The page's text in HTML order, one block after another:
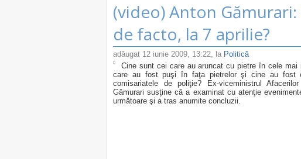
(video) Anton
de facto, la 7 aprilie?
adăugat 12 iunie 2009, 13:22, la Politică
Cine sunt cei care au aruncat cu pietre în cele
care au fost puşi în faţa pietrelor şi cine au fost
comisariatele de poliţie? Ex-viceministrul
Gămurari susţine că a examinat cu atenţie
următoare şi a tras anumite concluzii.